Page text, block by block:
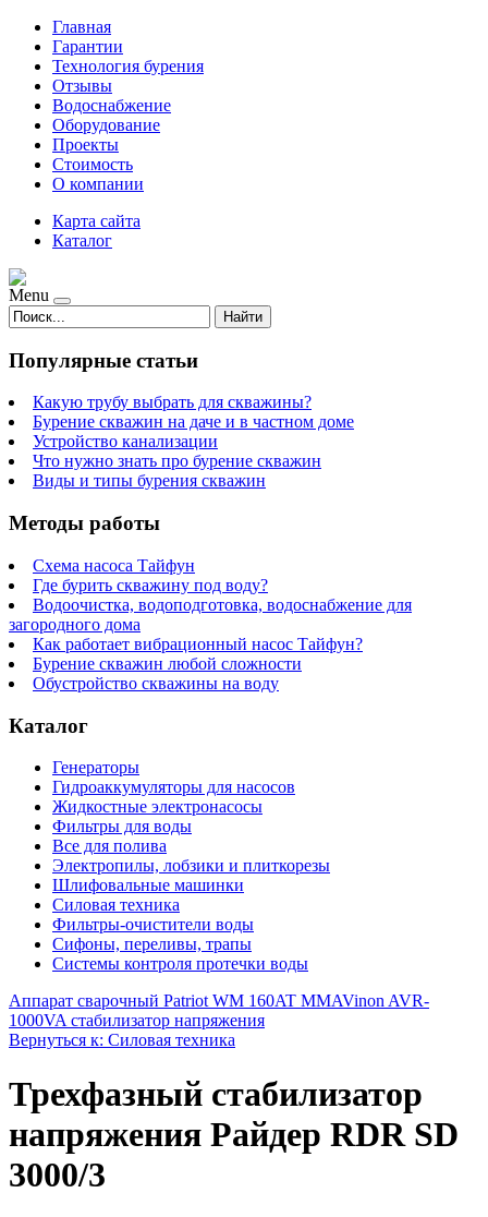
Главная
Гарантии
Технология бурения
Отзывы
Водоснабжение
Оборудование
Проекты
Стоимость
О компании
Карта сайта
Каталог
Menu
Найти
Популярные статьи
Какую трубу выбрать для скважины?
Бурение скважин на даче и в частном доме
Устройство канализации
Что нужно знать про бурение скважин
Виды и типы бурения скважин
Методы работы
Схема насоса Тайфун
Где бурить скважину под воду?
Водоочистка, водоподготовка, водоснабжение для
загородного дома
Как работает вибрационный насос Тайфун?
Бурение скважин любой сложности
Обустройство скважины на воду
Каталог
Генераторы
Гидроаккумуляторы для насосов
Жидкостные электронасосы
Фильтры для воды
Все для полива
Электропилы, лобзики и плиткорезы
Шлифовальные машинки
Силовая техника
Фильтры-очистители воды
Сифоны, переливы, трапы
Системы контроля протечки воды
Аппарат сварочный Patriot WM 160AT MMAVinon AVR-
1000VA стабилизатор напряжения
Вернуться к: Силовая техника
Трехфазный стабилизатор
напряжения Райдер RDR SD
3000/3